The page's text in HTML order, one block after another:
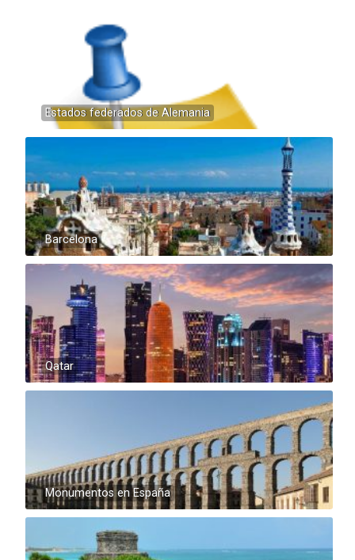
Estados federados de Alemania
Barcelona
Qatar
Monumentos en España